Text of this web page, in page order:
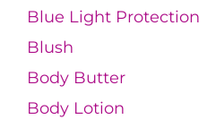
Blue Light Protection
Blush
Body Butter
Body Lotion